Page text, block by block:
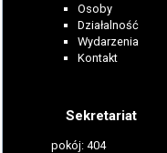
Osoby
Działalność
Wydarzenia
Kontakt
Sekretariat
pokój: 404